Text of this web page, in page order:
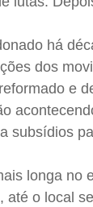
há
dos
e
subsídios
longa no
até o local